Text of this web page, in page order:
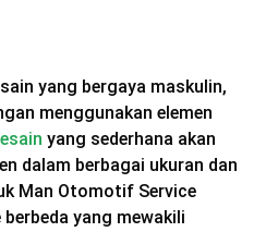
yang bergaya maskulin,
menggunakan elemen
yang sederhana akan
dalam berbagai ukuran dan
Man Otomotif Service
yang mewakili